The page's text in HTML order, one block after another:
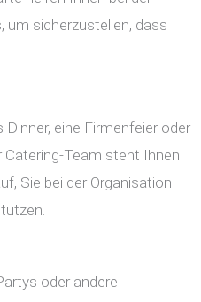
um sicherzustellen, dass
eine Firmenfeier oder
Team steht Ihnen
Sie bei der Organisation
oder andere